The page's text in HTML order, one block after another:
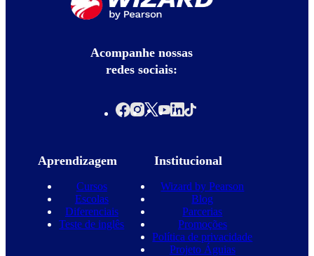
Acompanhe nossas
redes sociais:
Aprendizagem
Cursos
Escolas
Diferenciais
Teste de inglês
Institucional
Wizard by Pearson
Blog
Parcerias
Promoções
Política de privacidade
Projeto Águias